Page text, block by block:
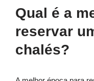
Qual é a
reservar
chalés?